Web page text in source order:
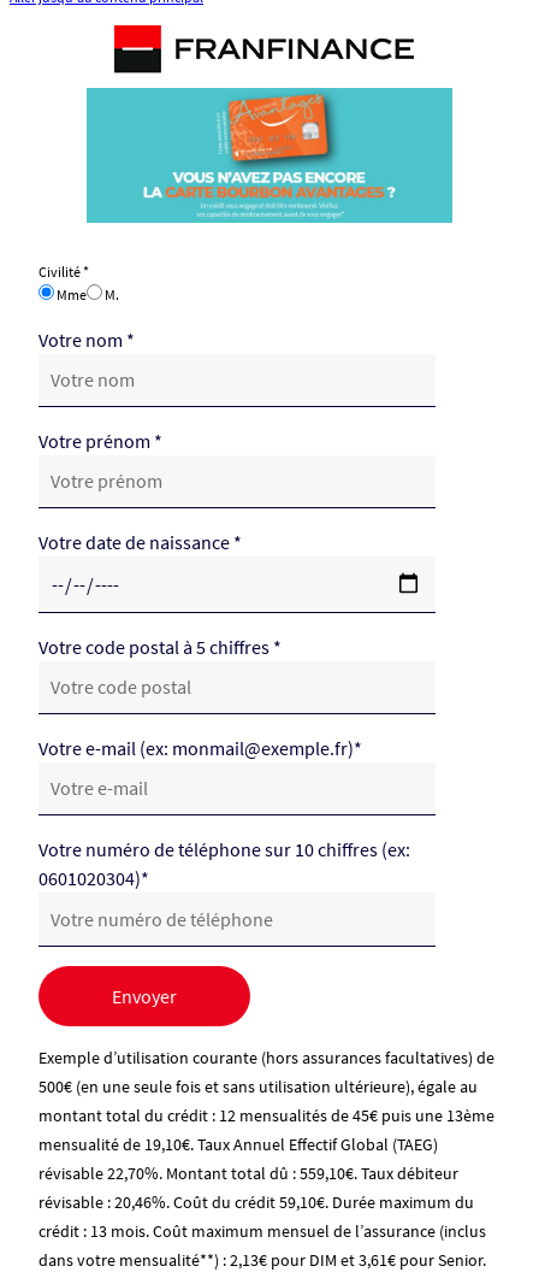
Civilité *
Mme
M.
Votre nom *
Votre prénom *
Votre date de naissance *
Votre code postal à 5 chiffres *
Votre e-mail (ex: monmail@exemple.fr)*
Votre numéro de téléphone sur 10 chiffres (ex:
0601020304)*
Exemple d’utilisation courante (hors assurances facultatives) de
500€ (en une seule fois et sans utilisation ultérieure), égale au
montant total du crédit : 12 mensualités de 45€ puis une 13ème
mensualité de 19,10€. Taux Annuel Effectif Global (TAEG)
révisable 22,70%. Montant total dû : 559,10€. Taux débiteur
révisable : 20,46%. Coût du crédit 59,10€. Durée maximum du
crédit : 13 mois. Coût maximum mensuel de l’assurance (inclus
dans votre mensualité**) : 2,13€ pour DIM et 3,61€ pour Senior.